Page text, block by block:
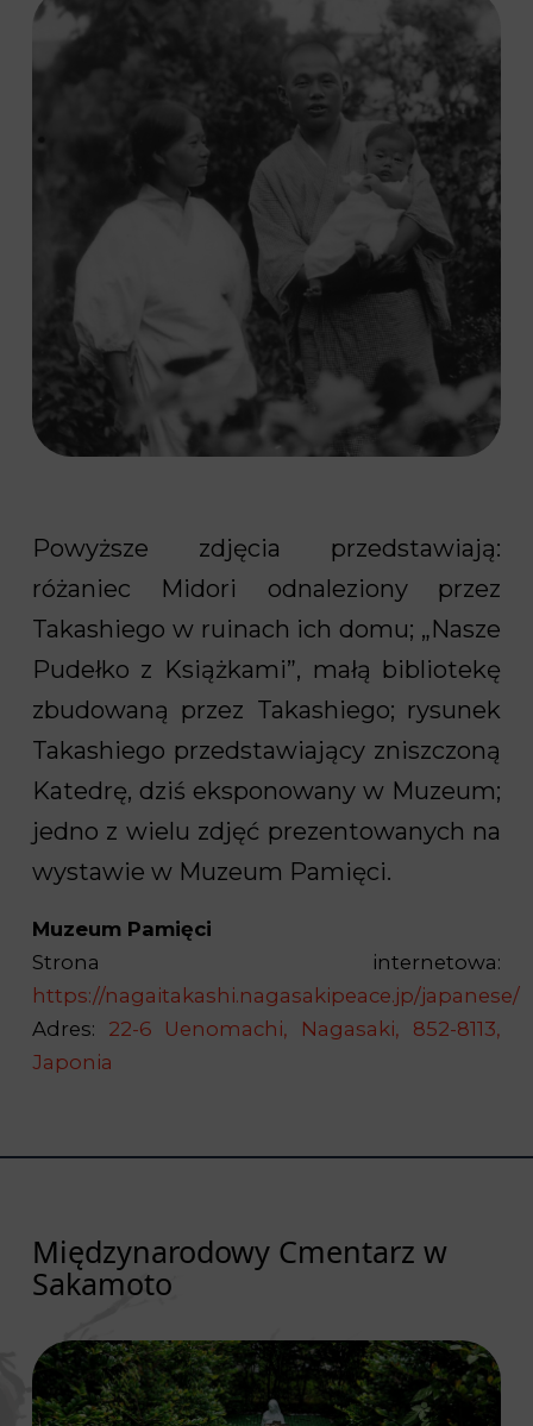
Powyższe zdjęcia przedstawiają:
różaniec Midori odnaleziony przez
Takashiego w ruinach ich domu; „Nasze
Pudełko z Książkami”, małą bibliotekę
zbudowaną przez Takashiego; rysunek
Takashiego przedstawiający zniszczoną
Katedrę, dziś eksponowany w Muzeum;
jedno z wielu zdjęć prezentowanych na
wystawie w Muzeum Pamięci.
Muzeum Pamięci
Strona internetowa:
https://nagaitakashi.nagasakipeace.jp/japanese/
Adres: 22-6 Uenomachi, Nagasaki, 852-8113,
Japonia
Międzynarodowy Cmentarz w
Sakamoto